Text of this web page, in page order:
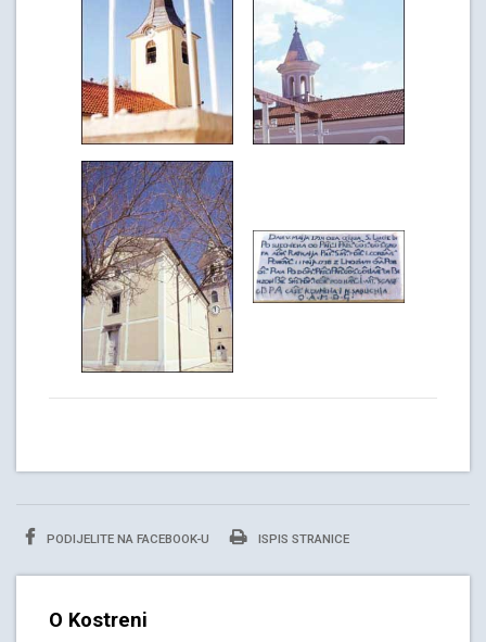
PODIJELITE NA FACEBOOK-U ISPIS STRANICE
O Kostreni